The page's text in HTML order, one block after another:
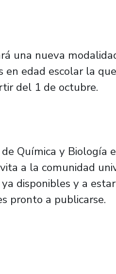
una nueva
edad escolar la
del 1 de octubre.
Química y Biología
a la comunidad
disponibles y a
pronto a publicarse.